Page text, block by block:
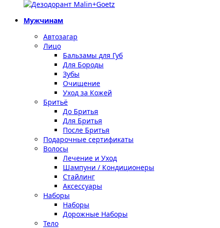
Мужчинам
Автозагар
Лицо
Бальзамы для Губ
Для Бороды
Зубы
Очищение
Уход за Кожей
Бритьё
До Бритья
Для Бритья
После Бритья
Подарочные сертификаты
Волосы
Лечение и Уход
Шампуни / Кондиционеры
Стайлинг
Аксессуары
Наборы
Наборы
Дорожные Наборы
Тело